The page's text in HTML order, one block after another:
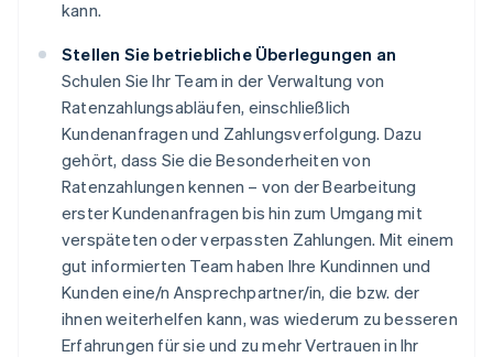
kann.
Stellen Sie betriebliche Überlegungen an
Schulen Sie Ihr Team in der Verwaltung von
Ratenzahlungsabläufen, einschließlich
Kundenanfragen und Zahlungsverfolgung. Dazu
gehört, dass Sie die Besonderheiten von
Ratenzahlungen kennen – von der Bearbeitung
erster Kundenanfragen bis hin zum Umgang mit
verspäteten oder verpassten Zahlungen. Mit einem
gut informierten Team haben Ihre Kundinnen und
Kunden eine/n Ansprechpartner/in, die bzw. der
ihnen weiterhelfen kann, was wiederum zu besseren
Erfahrungen für sie und zu mehr Vertrauen in Ihr